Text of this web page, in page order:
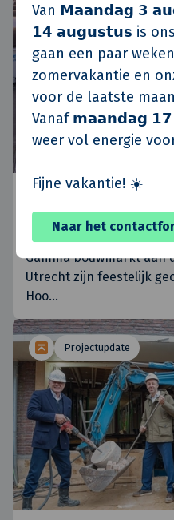
Van 𝗠𝗮𝗮𝗻𝗱𝗮𝗴 𝟯
𝟭𝟰 𝗮𝘂𝗴𝘂𝘀𝘁𝘂𝘀 is
gaan een paar
zomervakantie en
voor de laatste
Vanaf 𝗺𝗮𝗮𝗻𝗱𝗮𝗴 𝟭𝟳
weer vol energie
Fijne vakantie! ☀️
Naar het
Projectupdate
Hoogvliet en
monumentale
19 juni 2025 - De
Gamma bouwmarkt aan
Utrecht zijn feestelijk
Hoo…
Projectupdate